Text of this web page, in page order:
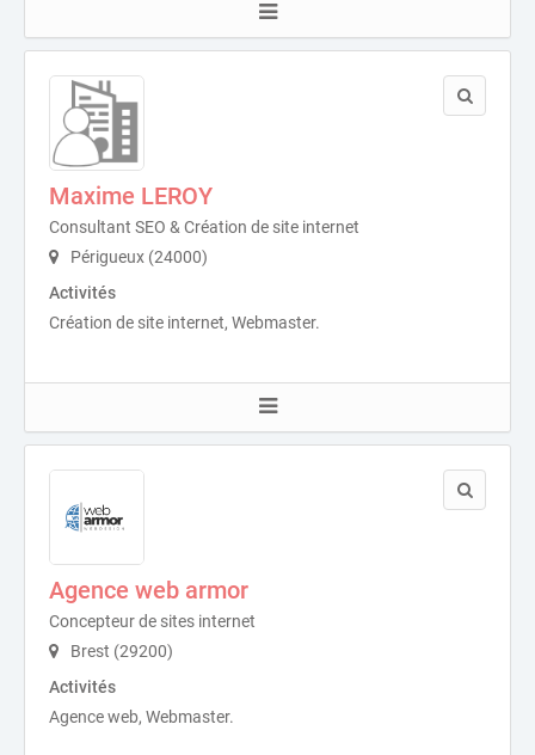
Maxime LEROY
Consultant SEO & Création de site internet
Périgueux (24000)
Activités
Création de site internet, Webmaster.
Agence web armor
Concepteur de sites internet
Brest (29200)
Activités
Agence web, Webmaster.